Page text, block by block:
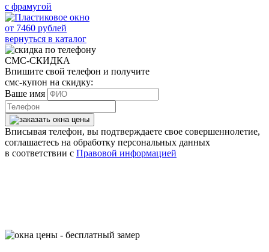
с фрамугой
от 7460 рублей
вернуться в каталог
СМС-СКИДКА
Впишите свой телефон и получите
смс-купон на скидку:
Ваше имя
Вписывая телефон, вы подтверждаете свое совершеннолетие,
соглашаетесь на обработку персональных данных
в соответствии с Правовой информацией